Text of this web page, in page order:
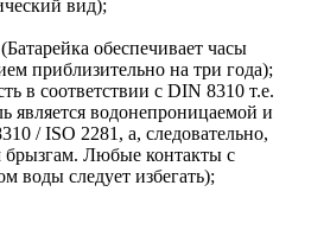
вид);
обеспечивает часы
приблизительно на три года);
в соответствии с DIN 8310 т.е.
является водонепроницаемой и
/ ISO 2281, а, следовательно,
брызгам. Любые контакты с
воды следует избегать);